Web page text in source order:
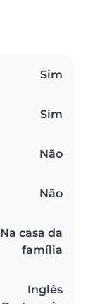
Sim
Sim
Não
Não
Na casa da
família
Inglês